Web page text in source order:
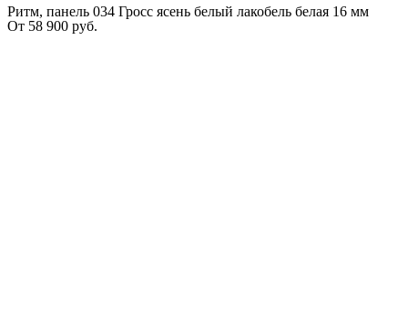
Ритм, панель 034 Гросс ясень белый лакобель белая 16 мм
От 58 900 руб.